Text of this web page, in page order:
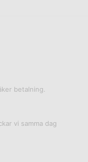
betalning.
vi samma dag